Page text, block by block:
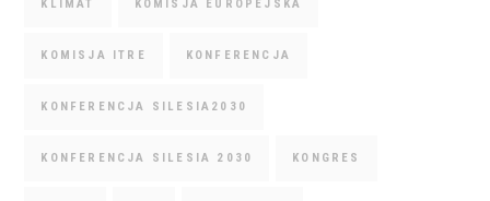
KLIMAT KOMISJA EUROPEJSKA
KOMISJA ITRE KONFERENCJA
KONFERENCJA SILESIA2030
KONFERENCJA SILESIA 2030 KONGRES